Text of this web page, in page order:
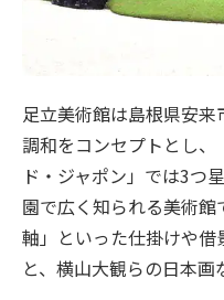
足立美術館は島根県安
調和をコンセプトとし、
ド・ジャポン」では3つ
園で広く知られる美術
軸」といった仕掛けや
と、横山大観らの日本画